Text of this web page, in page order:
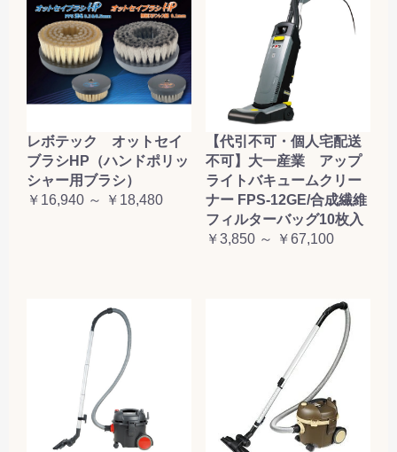
レボテック オットセイ
ブラシHP（ハンドポリッ
シャー用ブラシ）
￥16,940 ～ ￥18,480
【代引不可・個人宅配送
不可】大一産業 アップ
ライトバキュームクリー
ナー FPS-12GE/合成繊維
フィルターバッグ10枚入
￥3,850 ～ ￥67,100